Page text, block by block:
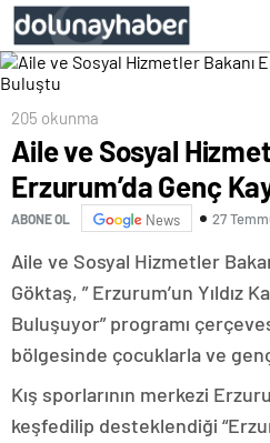
205 okunma
Aile ve Sosyal
Erzurum’da Genç
ABONE OL News 27
Aile ve Sosyal Hizmetler
Göktaş, ” Erzurum’un Yıldız
Buluşuyor” programı
bölgesinde çocuklarla ve
Kış sporlarının merkezi
keşfedilip desteklendiği